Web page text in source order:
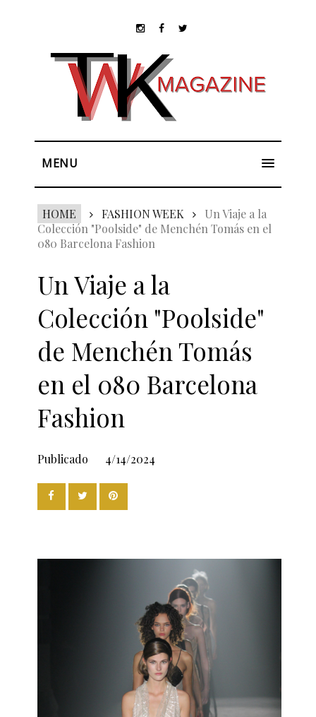
MENU
HOME FASHION WEEK
Un Viaje a la
Colección "Poolside" de Menchén Tomás en el
080 Barcelona Fashion
Un Viaje a la
Colección "Poolside"
de Menchén Tomás
en el 080 Barcelona
Fashion
Publicado 4/14/2024